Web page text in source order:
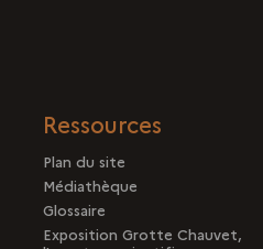
Ressources
Plan du site
Médiathèque
Glossaire
Exposition Grotte Chauvet,